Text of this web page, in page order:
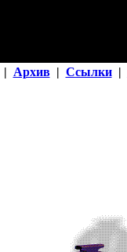
| Архив | Ссылки |